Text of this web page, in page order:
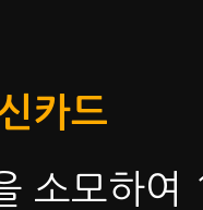
카드
소모하여